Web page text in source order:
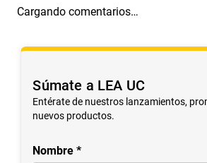
Cargando comentarios…
Súmate a LEA UC
Entérate de nuestros lanzamientos,
nuevos productos.
Nombre